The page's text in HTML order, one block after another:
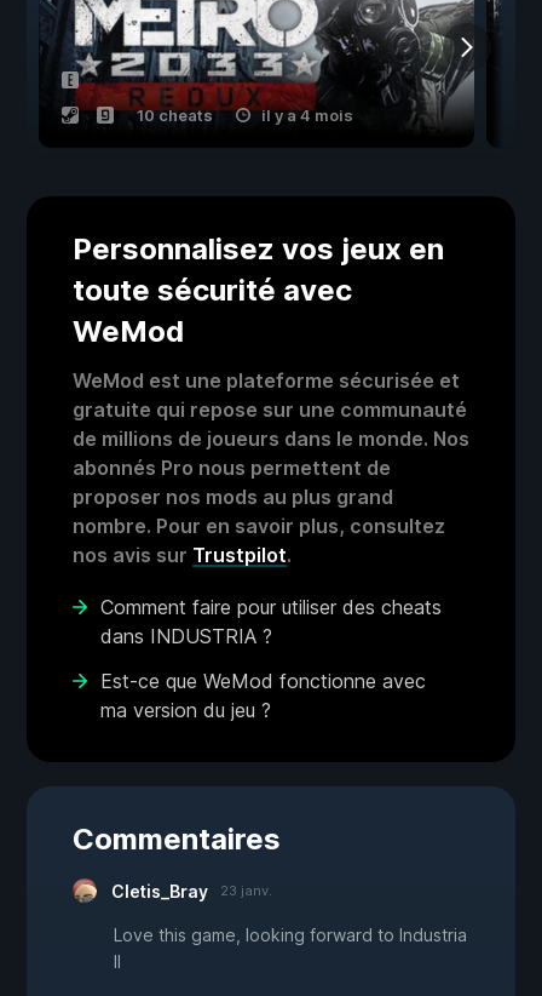
10 cheats il y a 4 mois
Personnalisez vos jeux en
toute sécurité avec
WeMod
WeMod est une plateforme sécurisée et
gratuite qui repose sur une communauté
de millions de joueurs dans le monde. Nos
abonnés Pro nous permettent de
proposer nos mods au plus grand
nombre. Pour en savoir plus, consultez
nos avis sur Trustpilot.
Comment faire pour utiliser des cheats
dans INDUSTRIA ?
Est-ce que WeMod fonctionne avec
ma version du jeu ?
Commentaires
Cletis_Bray 23 janv.
Love this game, looking forward to Industria
II